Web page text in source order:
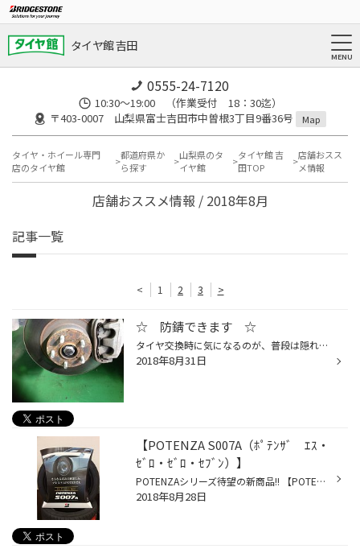
タイヤ館 吉田
0555-24-7120
10:30～19:00 （作業受付 18：30迄）
〒403-0007 山梨県富士吉田市中曽根3丁目9番36号
Map
タイヤ・ホイール専門
店のタイヤ館
都道府県か
ら探す
山梨県のタ
イヤ館
タイヤ館 吉
田TOP
店舗おスス
メ情報
店舗おススメ情報 / 2018年8月
記事一覧
< 1 2 3 >
☆ 防錆できます ☆
タイヤ交換時に気になるのが、普段は隠れていて見えない ハブのサビ！ 当店では、ブラシで磨いてから防錆剤を塗ります☆ どのお車でも施工可能です。 タイヤ交換と同時ならお時間はかかりません！ 是非当店自慢の作業をお試しください。
2018年8月31日
【POTENZA S007A（ﾎﾟﾃﾝｻﾞ ｴｽ・
ｾﾞﾛ・ｾﾞﾛ・ｾﾌﾞﾝ）】
POTENZAシリーズ待望の新商品!! 【POTENZA S007A（ﾎﾟﾃﾝｻﾞ ｴｽ・ｾﾞﾛ・ｾﾞﾛ・ｾﾌﾞﾝ）】の魅力をご紹介したいと思います☆ 発表サイズは16～21ｲﾝﾁの80ｻｲｽﾞ。POTENZA S001の後継モデルとなります。 によりPOTENZAの特徴であるドライ性能を更に向上し ウェット性能とコンフォート性能にも配慮したタイヤとな...
2018年8月28日